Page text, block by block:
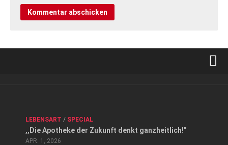
Datenschutzerklärung
Top Magazin Dresden / Ostsachsen
LEBENSART / SPECIAL
,,Die Apotheke der Zukunft denkt ganzheitlich!”
APR. 1, 2026